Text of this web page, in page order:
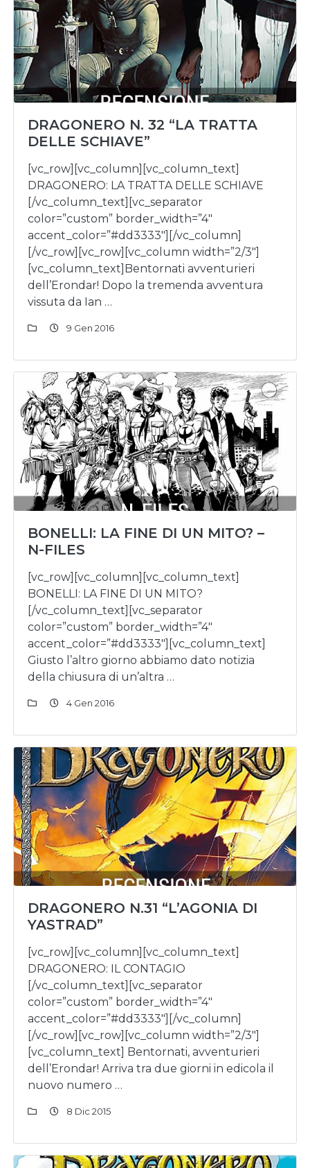
DRAGONERO N. 32 “LA TRATTA
DELLE SCHIAVE”
[vc_row][vc_column][vc_column_text]
DRAGONERO: LA TRATTA DELLE SCHIAVE
[/vc_column_text][vc_separator
color=”custom” border_width=”4″
accent_color=”#dd3333″][/vc_column]
[/vc_row][vc_row][vc_column width=”2/3″]
[vc_column_text]Bentornati avventurieri
dell’Erondar! Dopo la tremenda avventura
vissuta da Ian …
9 Gen 2016
BONELLI: LA FINE DI UN MITO? –
N-FILES
[vc_row][vc_column][vc_column_text]
BONELLI: LA FINE DI UN MITO?
[/vc_column_text][vc_separator
color=”custom” border_width=”4″
accent_color=”#dd3333″][vc_column_text]
Giusto l’altro giorno abbiamo dato notizia
della chiusura di un’altra …
4 Gen 2016
DRAGONERO N.31 “L’AGONIA DI
YASTRAD”
[vc_row][vc_column][vc_column_text]
DRAGONERO: IL CONTAGIO
[/vc_column_text][vc_separator
color=”custom” border_width=”4″
accent_color=”#dd3333″][/vc_column]
[/vc_row][vc_row][vc_column width=”2/3″]
[vc_column_text] Bentornati, avventurieri
dell’Erondar! Arriva tra due giorni in edicola il
nuovo numero …
8 Dic 2015